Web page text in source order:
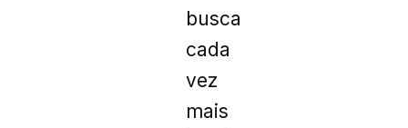
busca
cada
vez
mais